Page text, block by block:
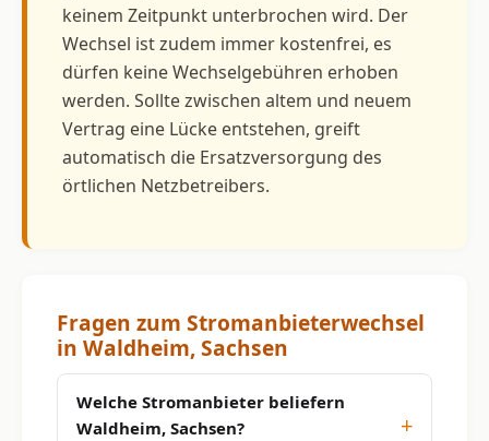
keinem Zeitpunkt unterbrochen wird. Der
Wechsel ist zudem immer kostenfrei, es
dürfen keine Wechselgebühren erhoben
werden. Sollte zwischen altem und neuem
Vertrag eine Lücke entstehen, greift
automatisch die Ersatzversorgung des
örtlichen Netzbetreibers.
Fragen zum Stromanbieterwechsel
in Waldheim, Sachsen
Welche Stromanbieter beliefern
Waldheim, Sachsen?